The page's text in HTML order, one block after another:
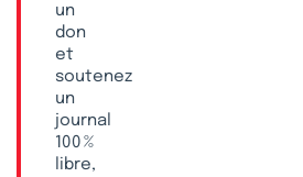
un
don
et
soutenez
un
journal
100 %
libre,